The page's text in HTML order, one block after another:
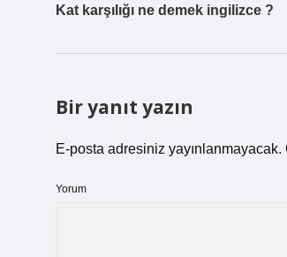
Kat karşılığı ne demek ingilizce ?
Bir yanıt yazın
E-posta adresiniz yayınlanmayacak.
Yorum